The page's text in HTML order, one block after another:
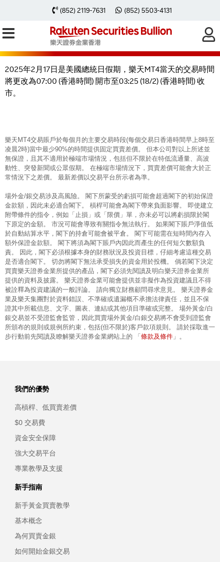
(852) 2119-7631 (852) 5503-4131
2025年2月17日樂天MT4交易時間因
美國總統日假期有所轉變
2025年2月17日是美國總統日假期，樂天MT4當天的交易時間
將更改為07:00 (香港時間) 開市至03:25 (18/2) (香港時間) 收
市。
樂天MT4交易賬戶於每個月的主要交易時段(每個交易日香港時間早上8時至
凌晨2時)當中最少90%的時間提供固定買賣差價。 但本公司對以上所述並
無保證，且其不適用於極端市場情況，包括但不限於在特低流通量、高波
動性、突發新聞或公眾假期。 在極端市場情況下，買賣差價可能會大於正
常情況下之差價。 最新差價以交易平台所示者為準。
場外金/銀交易涉及高風險。 閣下所蒙受的虧損可能會超過閣下的初始保證
金款額，因此未必適合閣下。 槓桿可能會為閣下帶來負面影響。 即使建立
附帶條件的指令，例如「止損」或「限價」單，亦未必可以將虧損限於閣
下原定的金額。 市況可能會導致有關指令無法執行。 如果閣下賬戶淨值低
於自動結算水平，閣下的持倉可能會被平倉。 閣下可能需在短時間內存入
額外保證金款額。 閣下將須為閣下賬戶內因此而產生的任何短欠數額負
責。 因此，閣下必須根據本身的財務狀況及投資目標，仔細考慮這種交易
是否適合閣下。 切勿將閣下無法承受損失的資金用於投機。 倘若閣下決定
買賣樂天證券金業所提供的產品，閣下必須先閱讀及明白樂天證券金業所
提供的資料及披露。 樂天證券金業可能會提供並非擬作為投資建議且不得
被詮釋為投資建議的一般評論。 請向獨立財務顧問尋求意見。 樂天證券金
業及樂天集團對於資料錯誤、不準確或遺漏概不承擔法律責任，並且不保
證其中所載信息、文字、圖表、連結或其他項目準確或完整。 場外黃金/白
銀交易並不受證監會監管，因此買賣場外黃金/白銀交易將不會受到證監會
所頒布的規則或規例所約束，包括(但不限於)客戶款項規則。 請於採取進一
步行動前先閱讀及瞭解樂天證券金業網站上的 「 條款及條件 」。
我們的優勢
高槓桿、低買賣差價
$0 交易費
資金安全保障
強大交易平台
專業教學及支援
新手指南
新手黃金買賣教學
基本概念
為何買賣金銀
如何開始金銀交易